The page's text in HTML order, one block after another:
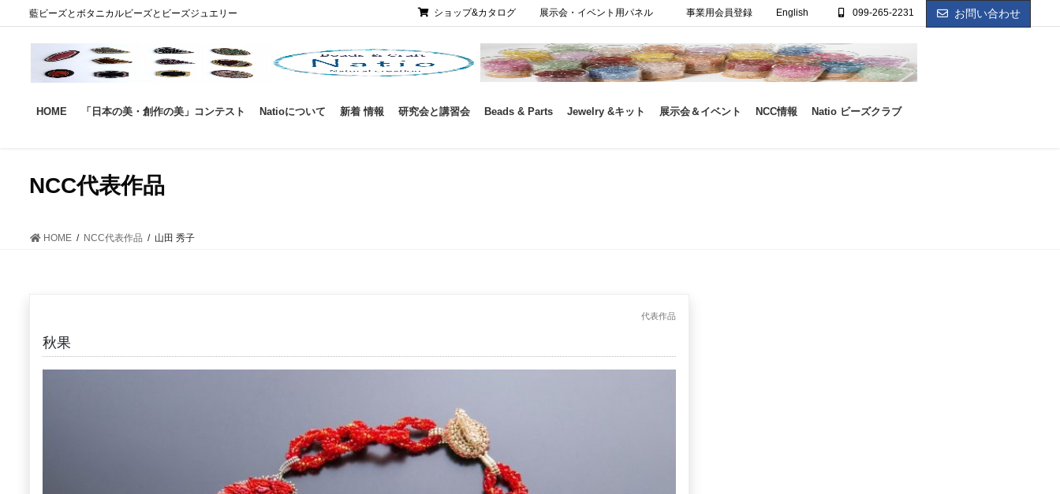
ン
ビ
藍ビーズとボタニカルビーズとビーズジュエリー ショップ&カタログ 展示会・イベント用パネル 事業用会員登録 English 099-265-2231 お問い合わせ
HOME 「日本の美・創作の美」コンテスト Natioについて 新着 情報 研究会と講習会 Beads & Parts Jewelry &キット 展示会＆イベント NCC情報 Natio ビーズクラブ
NCC代表作品
HOME NCC代表作品 山田 秀子
代表作品
秋果